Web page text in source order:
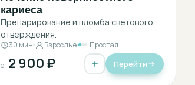
кариеса
Препарирование и пломба светового
отверждения.
30 мин Взрослые Простая
от2 900 ₽ Перейти